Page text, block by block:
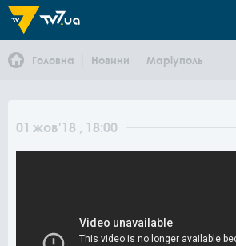
Головна Новини Маріуполь
01 жов'18 , 18:00